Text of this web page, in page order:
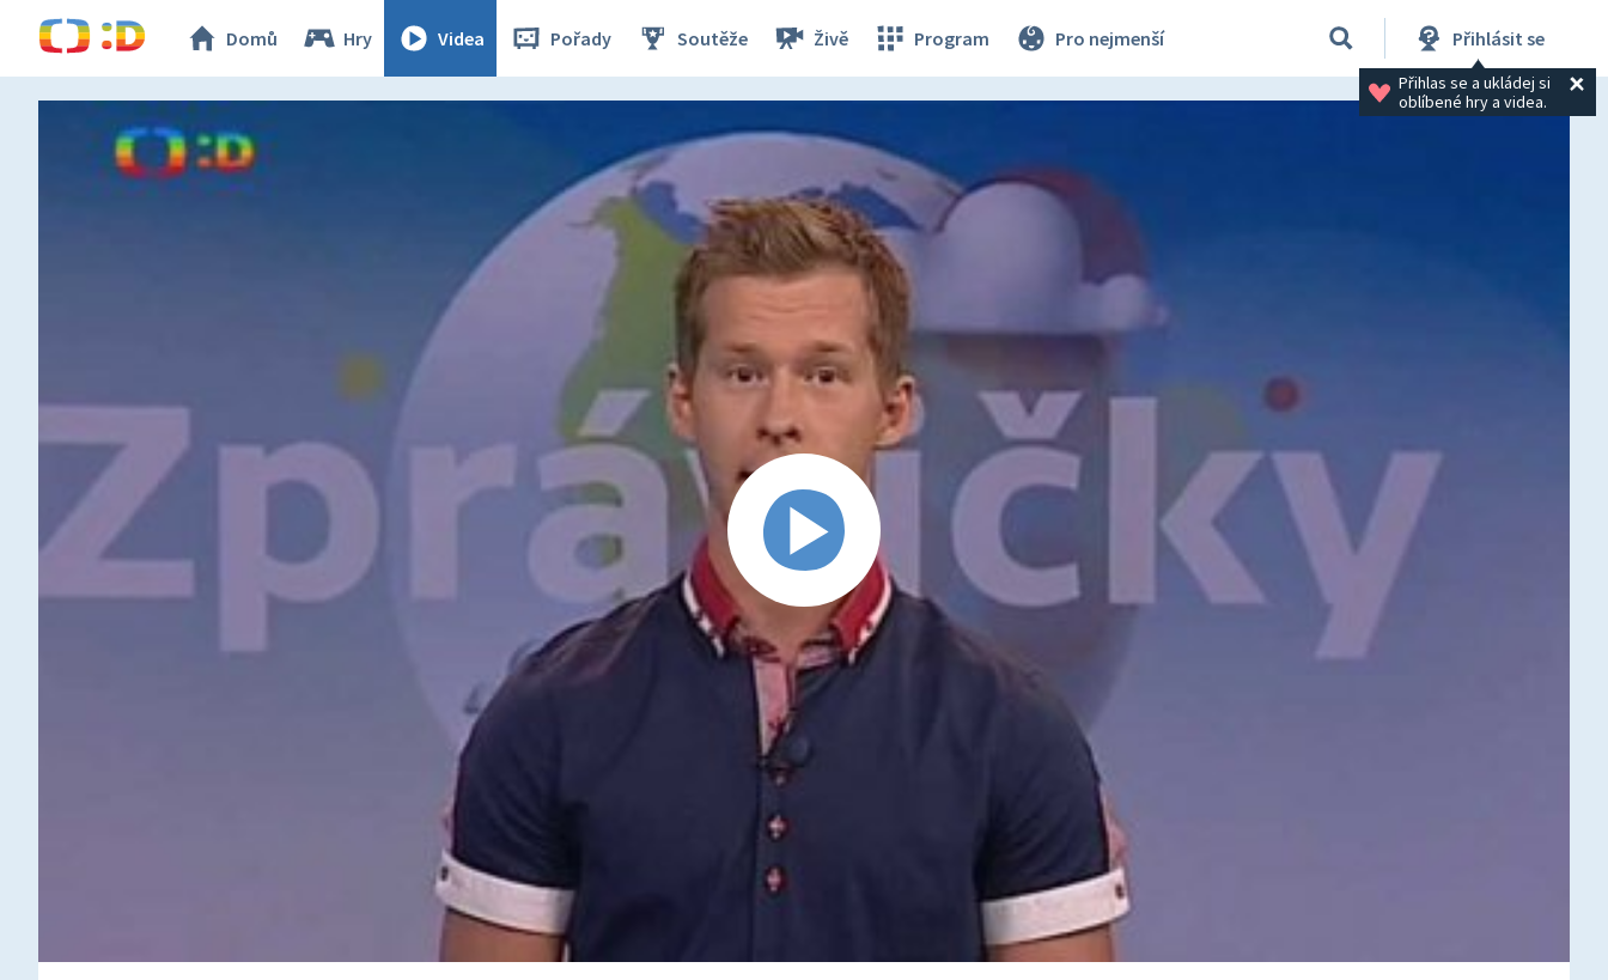
Domů Hry Videa Pořady Soutěže Živě Program Pro nejmenší Přihlásit se
Přihlas se a ukládej si
oblíbené hry a videa.